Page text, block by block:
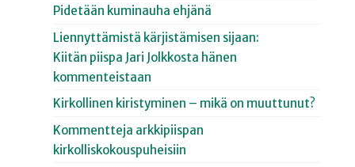
Pidetään kuminauha ehjänä
Liennyttämistä kärjistämisen sijaan:
Kiitän piispa Jari Jolkkosta hänen
kommenteistaan
Kirkollinen kiristyminen – mikä on muuttunut?
Kommentteja arkkipiispan
kirkolliskokouspuheisiin